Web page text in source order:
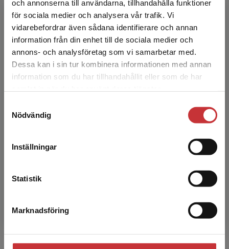
och annonserna till användarna, tillhandahålla funktioner
för sociala medier och analysera vår trafik. Vi
vidarebefordrar även sådana identifierare och annan
information från din enhet till de sociala medier och
annons- och analysföretag som vi samarbetar med.
Dessa kan i sin tur kombinera informationen med annan
information som du har tillhandahållit eller som de har
Nödvändig
Inställningar
Statistik
Marknadsföring
Begränsad fraktregion
Det verkar som att du besöker
studentlitteratur.se via en enhet utanför Sverige.
Vi erbjuder inte leveranser utanför Sverige. För
att kunna slutföra ett köp måste
Rebecca Thorburn Stern
Rebecca Thorburn Stern är professor i folkrätt
vid Uppsala universitet samt 2024-2027
gästprofessor i mänskliga rättigheter vid Lunds